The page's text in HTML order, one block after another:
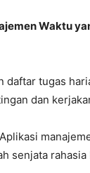
Waktu
daftar tugas
dan
Aplikasi
senjata